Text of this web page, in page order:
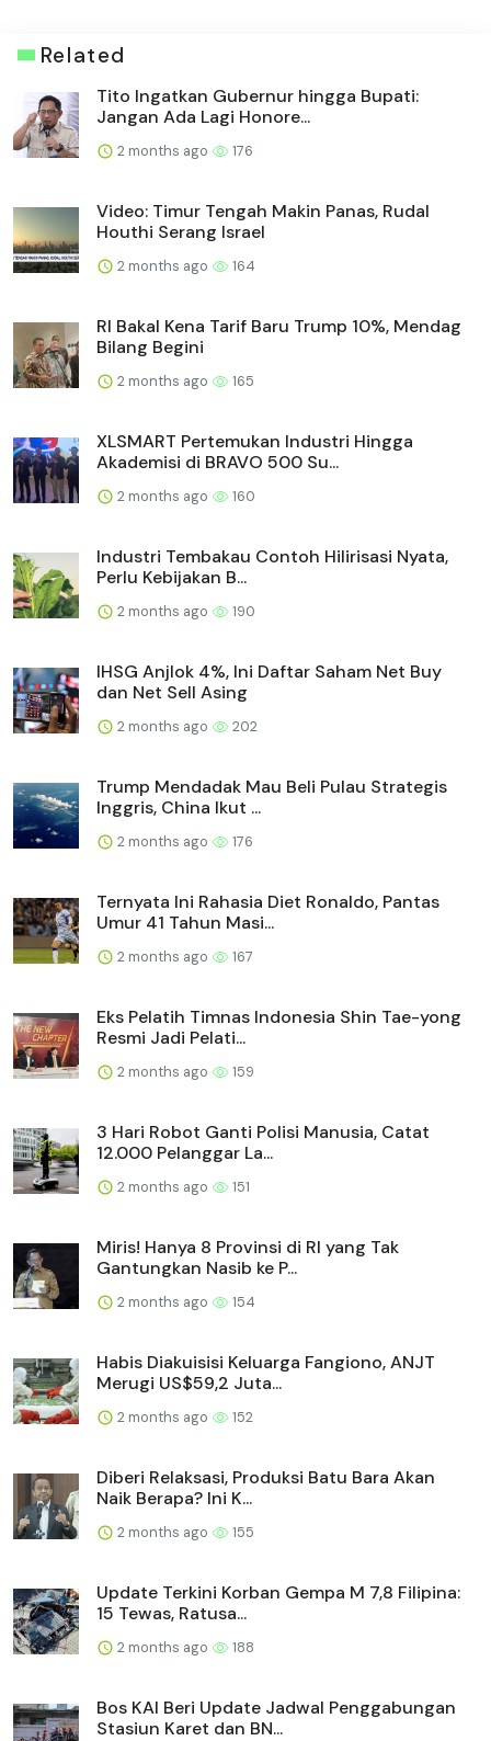
Related
Tito Ingatkan Gubernur hingga Bupati:
Jangan Ada Lagi Honore...
2 months ago 176
Video: Timur Tengah Makin Panas, Rudal
Houthi Serang Israel
2 months ago 164
RI Bakal Kena Tarif Baru Trump 10%, Mendag
Bilang Begini
2 months ago 165
XLSMART Pertemukan Industri Hingga
Akademisi di BRAVO 500 Su...
2 months ago 160
Industri Tembakau Contoh Hilirisasi Nyata,
Perlu Kebijakan B...
2 months ago 190
IHSG Anjlok 4%, Ini Daftar Saham Net Buy
dan Net Sell Asing
2 months ago 202
Trump Mendadak Mau Beli Pulau Strategis
Inggris, China Ikut ...
2 months ago 176
Ternyata Ini Rahasia Diet Ronaldo, Pantas
Umur 41 Tahun Masi...
2 months ago 167
Eks Pelatih Timnas Indonesia Shin Tae-yong
Resmi Jadi Pelati...
2 months ago 159
3 Hari Robot Ganti Polisi Manusia, Catat
12.000 Pelanggar La...
2 months ago 151
Miris! Hanya 8 Provinsi di RI yang Tak
Gantungkan Nasib ke P...
2 months ago 154
Habis Diakuisisi Keluarga Fangiono, ANJT
Merugi US$59,2 Juta...
2 months ago 152
Diberi Relaksasi, Produksi Batu Bara Akan
Naik Berapa? Ini K...
2 months ago 155
Update Terkini Korban Gempa M 7,8 Filipina:
15 Tewas, Ratusa...
2 months ago 188
Bos KAI Beri Update Jadwal Penggabungan
Stasiun Karet dan BN...